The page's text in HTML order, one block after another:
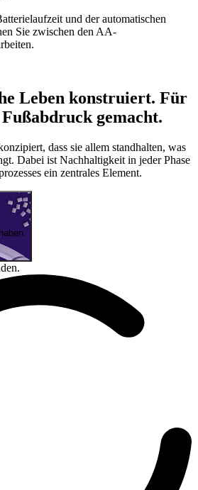
und der automatischen
Sie zwischen den AA-
Leben konstruiert. Für
gemacht.
dass sie allem standhalten, was
Dabei ist Nachhaltigkeit in jeder Phase
ein zentrales Element.